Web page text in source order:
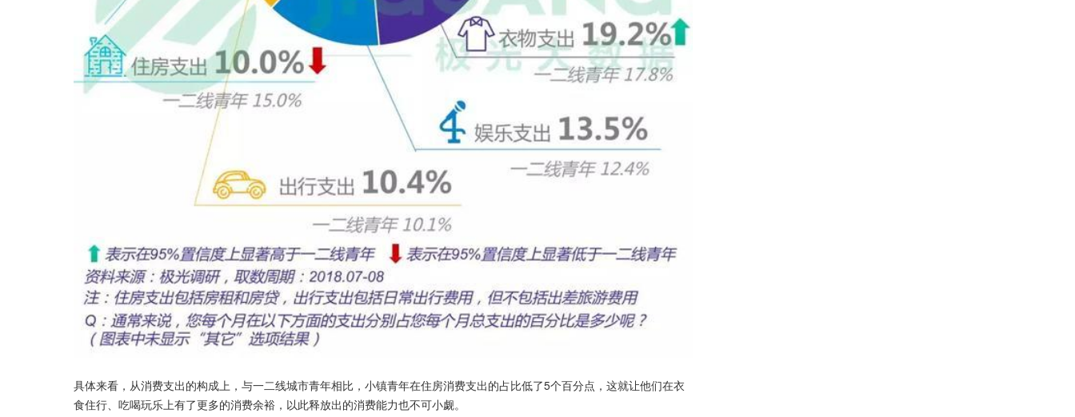
具体来看，从消费支出的构成上，与一二线城市青年相比，小镇青年在住房消费支出的占比低了5个百分点，这就让他们在衣
食住行、吃喝玩乐上有了更多的消费余裕，以此释放出的消费能力也不可小觑。